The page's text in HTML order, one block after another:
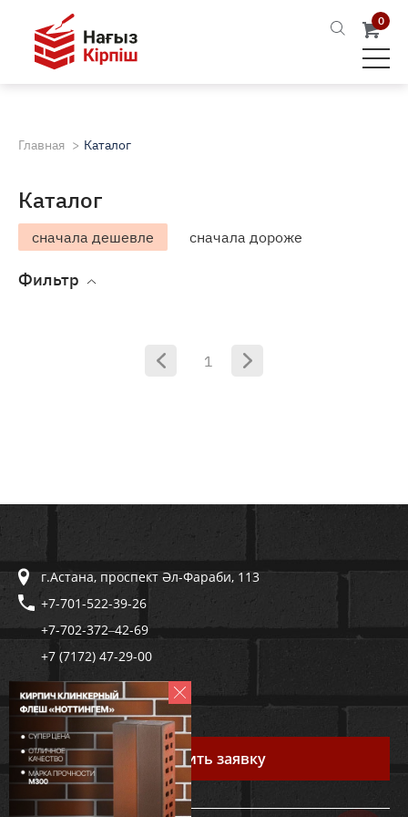
0
Главная Каталог
Каталог
сначала дешевле сначала дороже
Фильтр
1
г.Астана, проспект Әл-Фараби, 113
+7-701-522-39-26
+7-702-372‒42-69
+7 (7172) 47-29-00
trustcomgroup@mail.ru
Оставить заявку